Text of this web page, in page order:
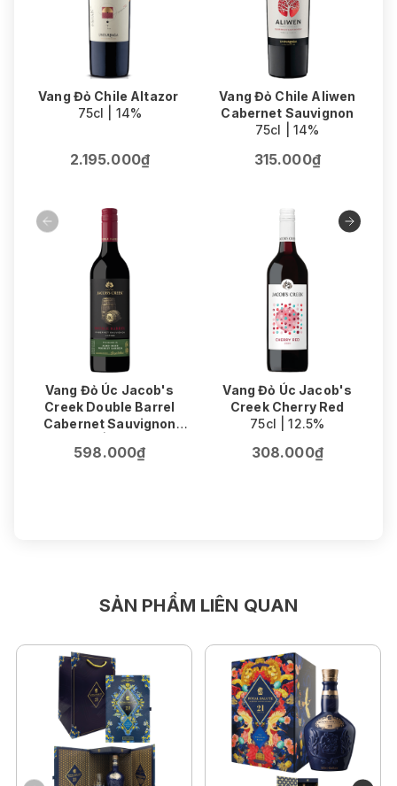
Vang Đỏ Chile Altazor
75cl | 14%
2.195.000₫
Vang Đỏ Chile Aliwen
Cabernet Sauvignon
75cl | 14%
315.000₫
Vang Đỏ Úc Jacob's
Creek Double Barrel
Cabernet Sauvignon
598.000₫
Vang Đỏ Úc Jacob's
Creek Cherry Red
75cl | 12.5%
308.000₫
SẢN PHẨM LIÊN QUAN